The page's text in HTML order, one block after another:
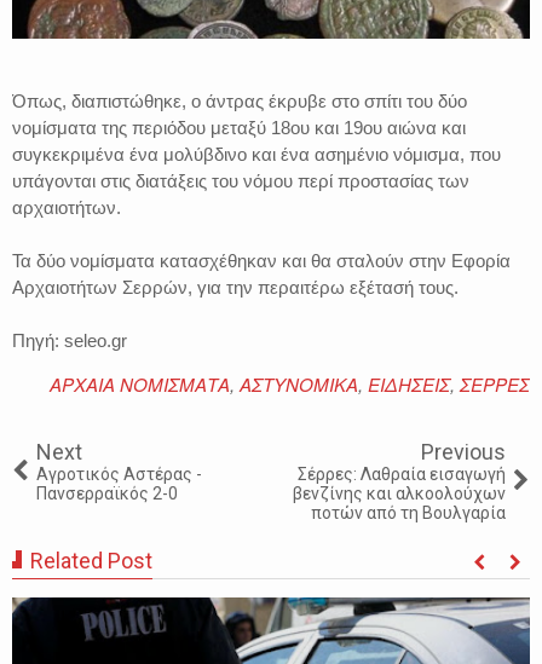
Όπως, διαπιστώθηκε, ο άντρας έκρυβε στο σπίτι του δύο
νομίσματα της περιόδου μεταξύ 18ου και 19ου αιώνα και
συγκεκριμένα ένα μολύβδινο και ένα ασημένιο νόμισμα, που
υπάγονται στις διατάξεις του νόμου περί προστασίας των
αρχαιοτήτων.
Τα δύο νομίσματα κατασχέθηκαν και θα σταλούν στην Εφορία
Αρχαιοτήτων Σερρών, για την περαιτέρω εξέτασή τους.
Πηγή: seleo.gr
ΑΡΧΑΙΑ ΝΟΜΙΣΜΑΤΑ, ΑΣΤΥΝΟΜΙΚΑ, ΕΙΔΗΣΕΙΣ, ΣΕΡΡΕΣ
Next
Αγροτικός Αστέρας -
Πανσερραϊκός 2-0
Previous
Σέρρες: Λαθραία εισαγωγή
βενζίνης και αλκοολούχων
ποτών από τη Βουλγαρία
Related Post